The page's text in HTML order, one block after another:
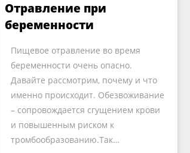
Отравление при
беременности
Пищевое отравление во время
беременности очень опасно.
Давайте рассмотрим, почему и что
именно происходит. Обезвоживание
– сопровождается сгущением крови
и повышенным риском к
тромбообразованию.Так…